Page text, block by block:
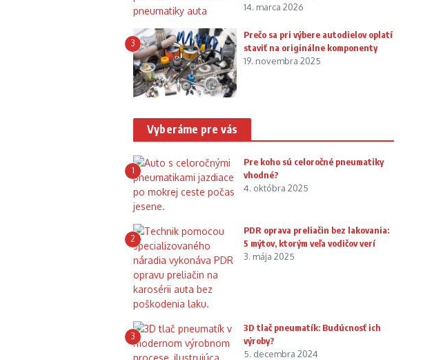
14. marca 2026
3
Prečo sa pri výbere autodielov oplatí
staviť na originálne komponenty
19. novembra 2025
Vyberáme pre vás
1
Pre koho sú celoročné pneumatiky
vhodné?
4. októbra 2025
2
PDR oprava preliačin bez lakovania:
5 mýtov, ktorým veľa vodičov verí
3. mája 2025
3
3D tlač pneumatík: Budúcnosť ich
výroby?
5. decembra 2024